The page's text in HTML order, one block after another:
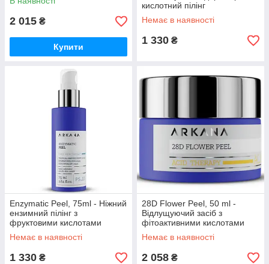
2 015 ₴
Купити
кислотний пілінг
Немає в наявності
1 330 ₴
Enzymatic Peel, 75ml - Ніжний
ензимний пілінг з
фруктовими кислотами
Немає в наявності
1 330 ₴
28D Flower Peel, 50 ml -
Відлущуючий засіб з
фітоактивними кислотами
Немає в наявності
2 058 ₴